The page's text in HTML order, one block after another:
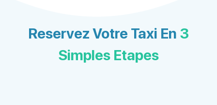
Reservez Votre Taxi En 3
Simples Etapes